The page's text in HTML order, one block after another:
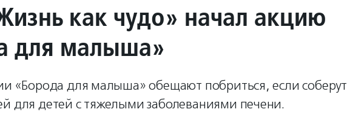
как чудо» начал акцию
для малыша»
«Борода для малыша» обещают побриться, если соберут
для детей с тяжелыми заболеваниями печени.